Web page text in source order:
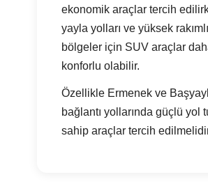
ekonomik araçlar tercih
yayla yolları ve yüksek rakımlı
bölgeler için SUV araçlar
konforlu olabilir.
Özellikle Ermenek ve
bağlantı yollarında güçlü yol
sahip araçlar tercih